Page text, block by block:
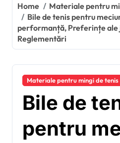
Home
Materiale pentru
Bile de tenis pentru
performanță, Preferințe ale
Reglementări
Materiale pentru mingi de tenis
Bile de
pentru